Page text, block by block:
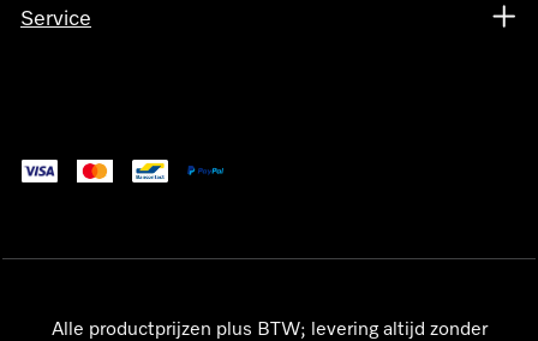
Service
Alle productprijzen plus BTW; levering altijd zonder